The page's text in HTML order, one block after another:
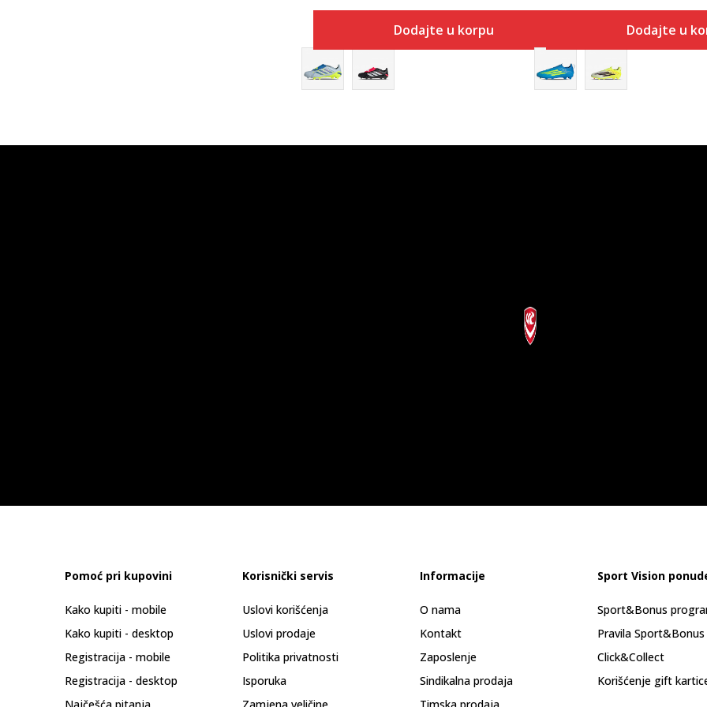
Dodajte u korpu Dodajte u
Pomoć pri kupovini
Kako kupiti - mobile
Kako kupiti - desktop
Registracija - mobile
Registracija - desktop
Korisnički servis
Uslovi korišćenja
Uslovi prodaje
Politika privatnosti
Isporuka
Informacije
O nama
Kontakt
Zaposlenje
Sindikalna prodaja
Sport Vision
Sport&Bonus
Pravila
Click&Collect
Korišćenje gift